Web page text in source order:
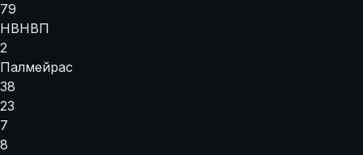
79
НВНВП
2
Палмейрас
38
23
7
8